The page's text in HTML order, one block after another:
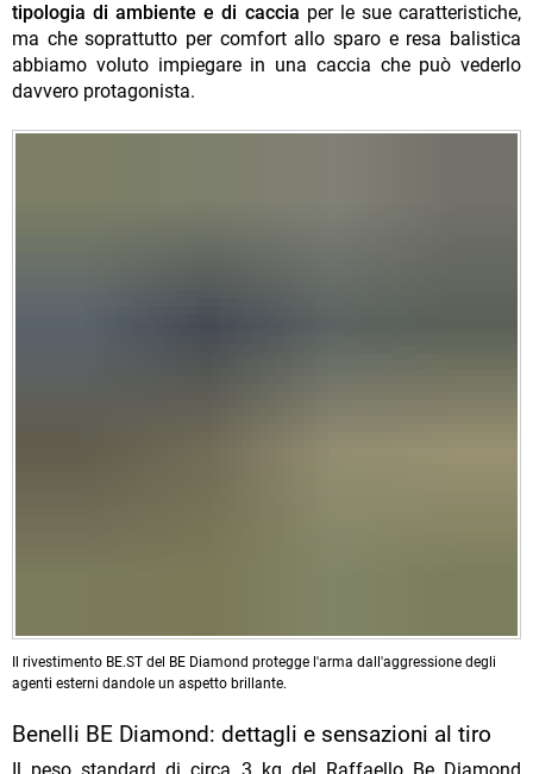
tipologia di ambiente e di caccia per le sue caratteristiche,
ma che soprattutto per comfort allo sparo e resa balistica
abbiamo voluto impiegare in una caccia che può vederlo
davvero protagonista.
Il rivestimento BE.ST del BE Diamond protegge l'arma dall'aggressione degli
agenti esterni dandole un aspetto brillante.
Benelli BE Diamond: dettagli e sensazioni al tiro